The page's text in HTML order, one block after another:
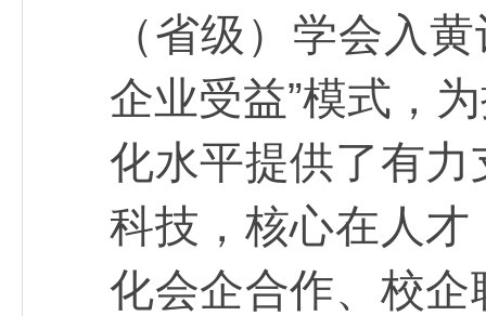
（省级）学会入
企业受益”模式，
化水平提供了有
科技，核心在人
化会企合作、校